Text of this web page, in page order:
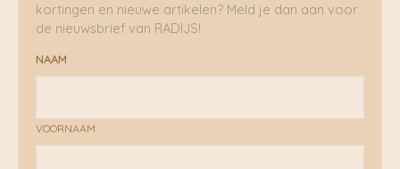
kortingen en nieuwe artikelen? Meld je dan aan voor
de nieuwsbrief van RADIJS!
NAAM
VOORNAAM